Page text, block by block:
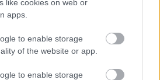
like cookies on web or
apps.
to enable storage
of the website or app.
to enable storage
nagy király kegyelmét -
most is szeretem még;
Mi haszna? mi
ne nyisd szád